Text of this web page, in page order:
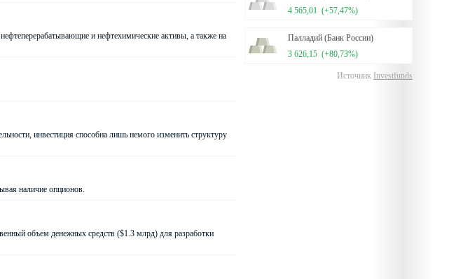
4 565,01 (+57,47%)
Палладий (Банк России)
3 626,15 (+80,73%)
Источник Investfunds
и нефтехимические активы, а также на
инвестиция способна лишь немого изменить структуру
наличие опционов.
объем денежных средств ($1.3 млрд) для разработки